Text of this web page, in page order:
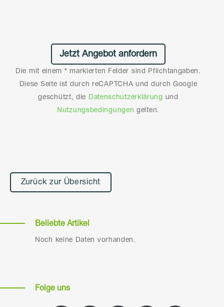
Die mit einem * markierten Felder sind Pflichtangaben.
Diese Seite ist durch reCAPTCHA und durch Google
geschützt, die Datenschutzerklärung und
Nutzungsbedingungen gelten.
Zurück zur Übersicht
Beliebte Artikel
Noch keine Daten vorhanden.
Folge uns